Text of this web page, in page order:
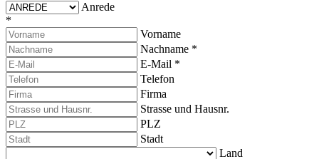
Anrede
*
Vorname
Nachname *
E-Mail *
Telefon
Firma
Strasse und Hausnr.
PLZ
Stadt
Land